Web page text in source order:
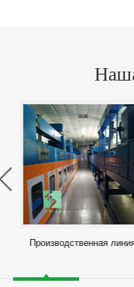
Производственная